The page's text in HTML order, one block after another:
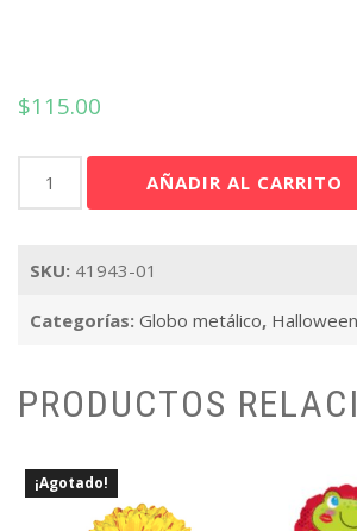
$115.00
Pumpkin
AÑADIR AL CARRITO
SKU: 41943-01
Categorías: Globo metálico, Halloween
PRODUCTOS
¡Agotado!